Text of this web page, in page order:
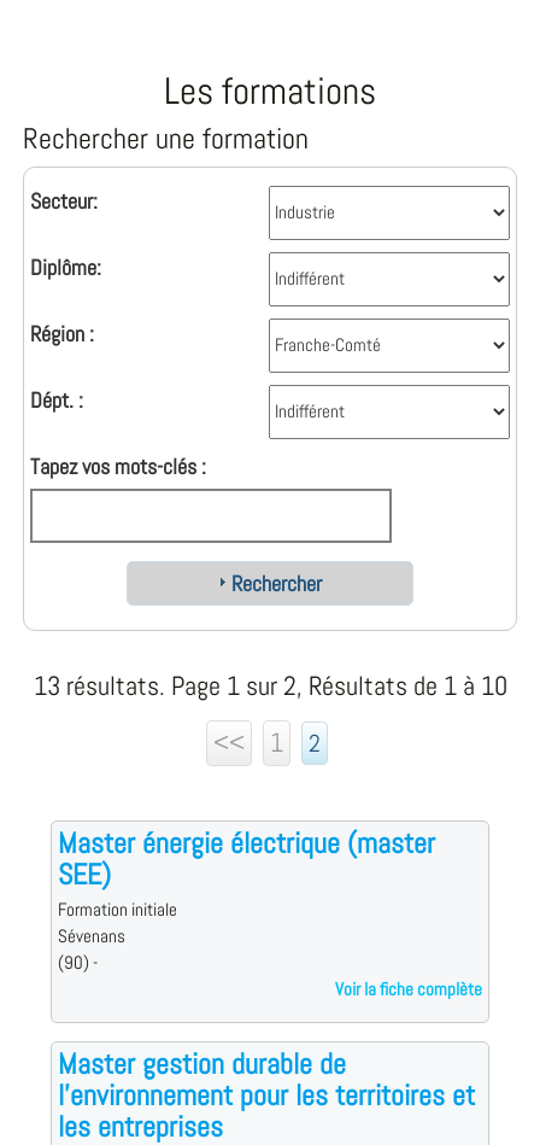
Les formations
Rechercher une formation
Secteur:
Diplôme:
Région :
Dépt. :
Tapez vos mots-clés :
Rechercher
13 résultats. Page 1 sur 2, Résultats de 1 à 10
<<
1 2
Master énergie électrique (master
SEE)
Formation initiale
Sévenans
(90) -
Voir la fiche complète
Master gestion durable de
l'environnement pour les territoires et
les entreprises